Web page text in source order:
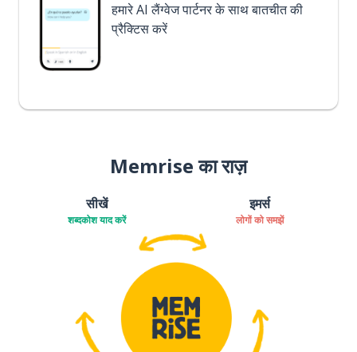
हमारे AI लैंग्वेज पार्टनर के साथ बातचीत की
प्रैक्टिस करें
Memrise का राज़
सीखें
शब्दकोश याद करें
इमर्स
लोगों को समझें